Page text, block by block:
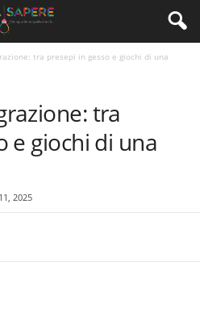
tra presepi in gesso e giochi di una
tra
e giochi di una
2025